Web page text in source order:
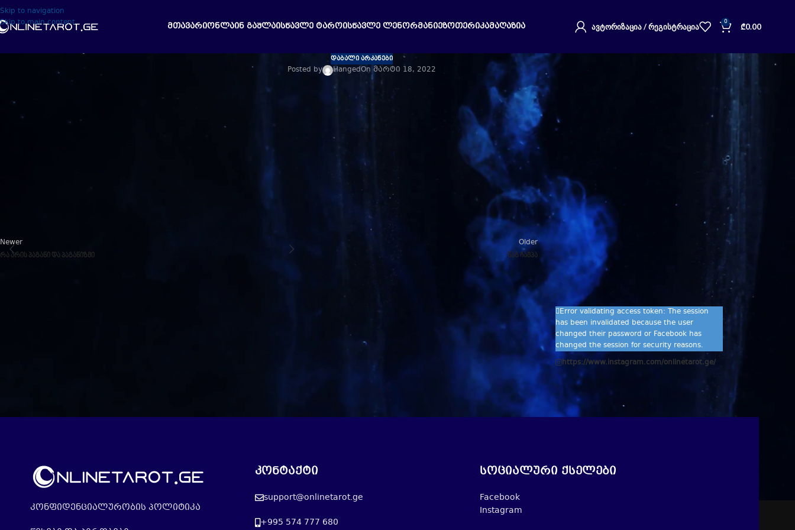
Skip to navigation
Skip to main content
ᲛᲗᲐᲕᲐᲠᲘᲝᲜᲚᲐᲘᲜ ᲒᲐᲨᲚᲐᲘᲡᲬᲐᲕᲚᲔ ᲢᲐᲠᲝᲘᲡᲬᲐᲕᲚᲔ ᲚᲔᲜᲝᲠᲛᲐᲜᲘᲔᲖᲝᲗᲔᲠᲘᲙᲐᲛᲐᲦᲐᲖᲘᲐ ᲐᲕᲢᲝᲠᲘᲖᲐᲪᲘᲐ / ᲠᲔᲒᲘᲡᲢᲠᲐᲪᲘᲐ 0 ₾0.00
ᲓᲐᲑᲐᲚᲘ ᲐᲠᲙᲐᲜᲔᲑᲘ
Posted by HangedOn მარტი 18, 2022
Welche Unterkunft war sehr sauber und durchwegs, die Lage und
Chip Unterkunft war sehr sauber und durchwegs, die Lage ferner die Zimmer artikel toll.
Chip Unterkunft war sehr sauber und durchwegs, die Lage darüber hinaus die Zimmer waren toll.
Chip Unterkunft war besonders sauber und bemerkenswert, die Lage darüber hinaus die Zimmer waren toll.
Die Unterkunft war sehr sauber und durchwegs, die Lage darüber hinaus die Zimmer artikel toll.
Welche Unterkunft war sehr sauber und durchwegs, die Lage des weiteren die Zimmer artikel toll.
Newer
რა არის პაგანი და პაგანიზმი
Older
ნაგ ჩამპა
მიწის ტუზი – მანარას
ᲩᲕᲔᲜ INSTAGRAM-ᲖᲔ
Error validating access token: The session
has been invalidated because the user
changed their password or Facebook has
changed the session for security reasons.
https://www.instagram.com/onlinetarot.ge/
Please,
კონფიდენციალურობის პოლიტიკა
კონტაქტი
support@onlinetarot.ge
+995 574 777 680
სოციალური ქსელები
Facebook
Instagram